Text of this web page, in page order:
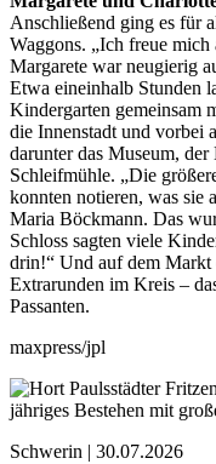
Anschließend ging es für
Waggons. „Ich freue
Margarete war neugierig
Etwa eineinhalb Stunden
Kindergarten gemeinsam
die Innenstadt und vorbei
darunter das Museum,
Schleifmühle. „Die
konnten notieren, was sie
Maria Böckmann. Das
Schloss sagten viele
drin!“ Und auf dem Markt
Extrarunden im Kreis –
Passanten.
maxpress/jpl
Schwerin | 30.07.2026